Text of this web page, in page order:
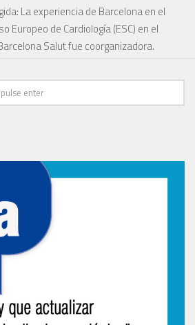
La experiencia de Barcelona en el
Europeo de Cardiología (ESC) en el
Salut fue coorganizadora.